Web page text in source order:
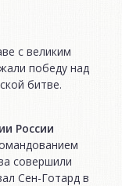
с великим
победу над
битве.
России
совершили
Сен-Готард в